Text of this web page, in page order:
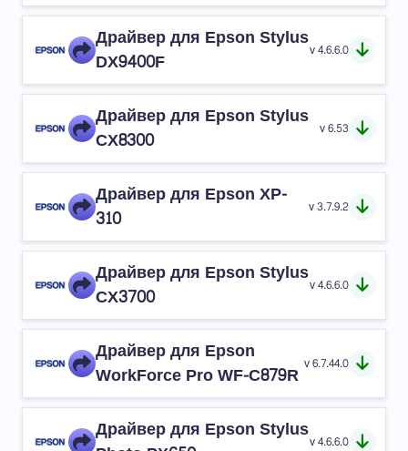
Драйвер для Epson Stylus
DX9400F
v 4.6.6.0
Драйвер для Epson Stylus
CX8300
v 6.53
Драйвер для Epson XP-
310
v 3.7.9.2
Драйвер для Epson Stylus
CX3700
v 4.6.6.0
Драйвер для Epson
WorkForce Pro WF-C879R v 6.7.44.0
Драйвер для Epson Stylusv 4.6.6.0